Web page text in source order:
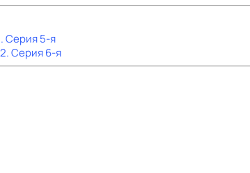
. Серия 5-я
. Серия 6-я